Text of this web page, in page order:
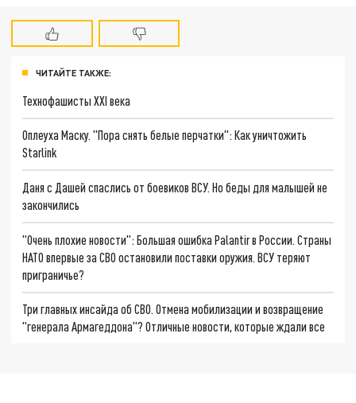
ЧИТАЙТЕ ТАКЖЕ:
Технофашисты XXI века
Оплеуха Маску. "Пора снять белые перчатки": Как уничтожить
Starlink
Даня с Дашей спаслись от боевиков ВСУ. Но беды для малышей не
закончились
"Очень плохие новости": Большая ошибка Palantir в России. Страны
НАТО впервые за СВО остановили поставки оружия. ВСУ теряют
приграничье?
Три главных инсайда об СВО. Отмена мобилизации и возвращение
"генерала Армагеддона"? Отличные новости, которые ждали все